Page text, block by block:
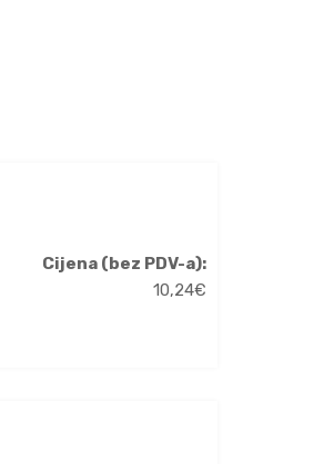
Cijena (bez PDV-a):
10,24€